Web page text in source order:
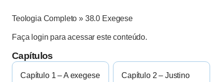
Teologia Completo » 38.0 Exegese
Faça login para acessar este conteúdo.
Capítulos
Capítulo 1 – A exegese
Capítulo 2 – Justino